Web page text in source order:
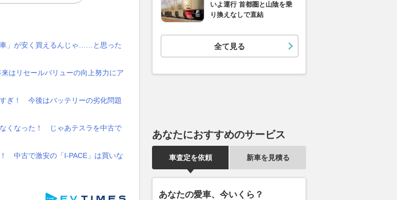
」が安く買えるんじゃ……と思った
はリセールバリューの向上努力にア
すぎ！ 今後はバッテリーの劣化問題
くなった！ じゃあテスラを中古で
中古で激安の「I-PACE」は買いな
いよ運行 首都圏と山陰を乗
り換えなしで直結
全て見る
あなたにおすすめのサービス
車査定を依頼 新車を見積る
あなたの愛車、今いくら？